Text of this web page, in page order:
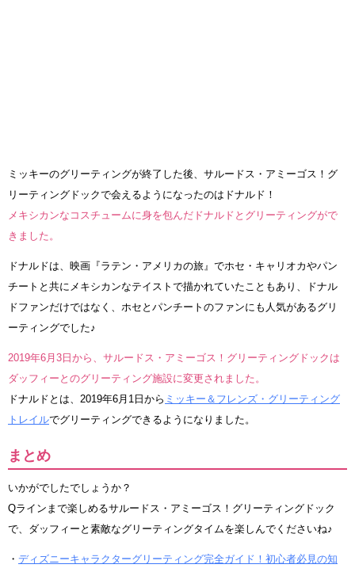
ミッキーのグリーティングが終了した後、サルードス・アミーゴス！グ
リーティングドックで会えるようになったのはドナルド！
メキシカンなコスチュームに身を包んだドナルドとグリーティングがで
きました。
ドナルドは、映画『ラテン・アメリカの旅』でホセ・キャリオカやパン
チートと共にメキシカンなテイストで描かれていたこともあり、ドナル
ドファンだけではなく、ホセとパンチートのファンにも人気があるグリ
ーティングでした♪
2019年6月3日から、サルードス・アミーゴス！グリーティングドックは
ダッフィーとのグリーティング施設に変更されました。
ドナルドとは、2019年6月1日から ミッキー＆フレンズ・グリーティング
トレイルでグリーティングできるようになりました。
まとめ
いかがでしたでしょうか？
Qラインまで楽しめるサルードス・アミーゴス！グリーティングドック
で、ダッフィーと素敵なグリーティングタイムを楽しんでくださいね♪
・ ディズニーキャラクターグリーティング完全ガイド！初心者必見の知